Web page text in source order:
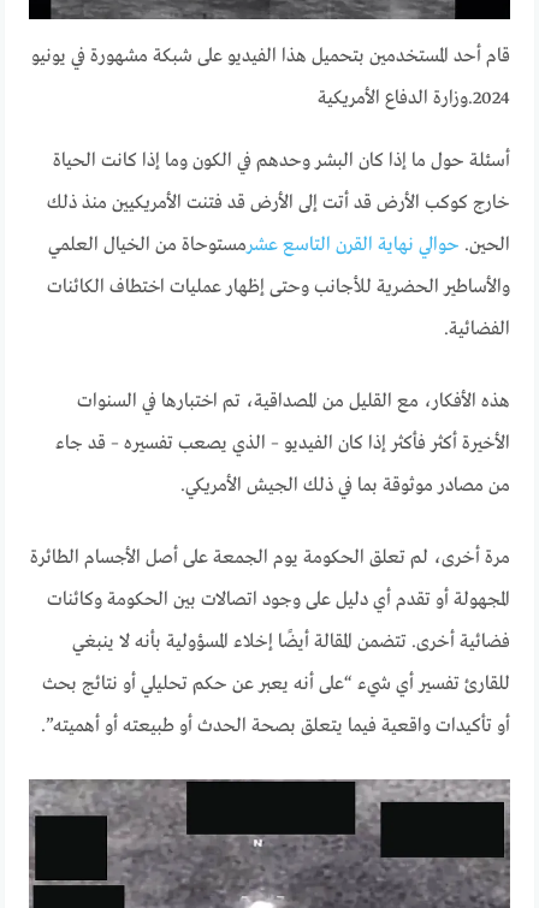
قام أحد المستخدمين بتحميل هذا الفيديو على شبكة مشهورة في يونيو
2024. وزارة الدفاع الأمريكية
أسئلة حول ما إذا كان البشر وحدهم في الكون وما إذا كانت الحياة
خارج كوكب الأرض قد أتت إلى الأرض قد فتنت الأمريكيين منذ ذلك
الحين. حوالي نهاية القرن التاسع عشرمستوحاة من الخيال العلمي
والأساطير الحضرية للأجانب وحتى إظهار عمليات اختطاف الكائنات
الفضائية.
هذه الأفكار، مع القليل من المصداقية، تم اختبارها في السنوات
الأخيرة أكثر فأكثر إذا كان الفيديو – الذي يصعب تفسيره – قد جاء
من مصادر موثوقة بما في ذلك الجيش الأمريكي.
مرة أخرى، لم تعلق الحكومة يوم الجمعة على أصل الأجسام الطائرة
المجهولة أو تقدم أي دليل على وجود اتصالات بين الحكومة وكائنات
فضائية أخرى. تتضمن المقالة أيضًا إخلاء المسؤولية بأنه لا ينبغي
للقارئ تفسير أي شيء “على أنه يعبر عن حكم تحليلي أو نتائج بحث
أو تأكيدات واقعية فيما يتعلق بصحة الحدث أو طبيعته أو أهميته”.